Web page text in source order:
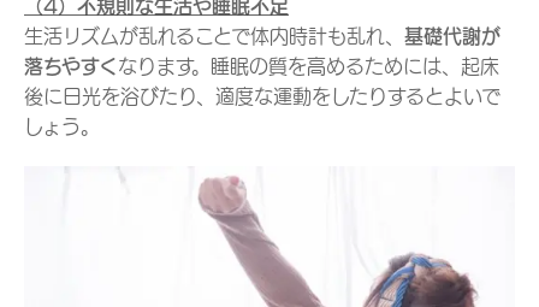
（4）不規則な生活や睡眠不足
生活リズムが乱れることで体内時計も乱れ、 基礎代謝が
落ちやすくなります。睡眠の質を高めるためには、起床
後に日光を浴びたり、適度な運動をしたりするとよいで
しょう。